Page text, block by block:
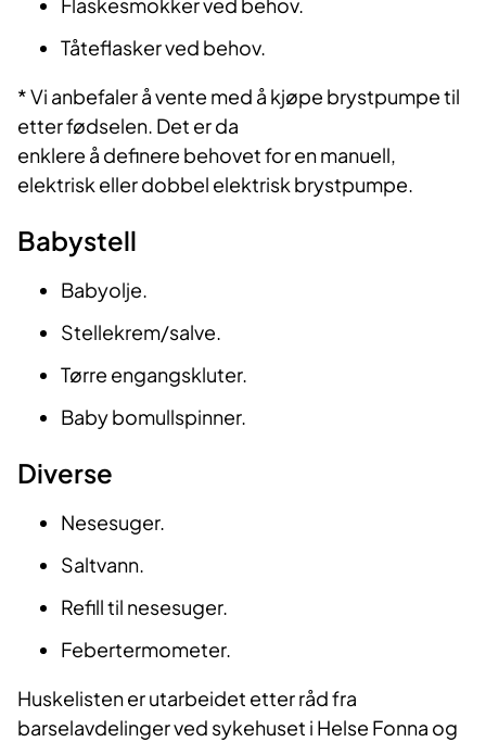
Tåteflasker ved behov.
* Vi anbefaler å vente med å kjøpe brystpumpe til
etter fødselen. Det er da
enklere å definere behovet for en manuell,
elektrisk eller dobbel elektrisk brystpumpe.
Babystell
Babyolje.
Stellekrem/salve.
Tørre engangskluter.
Baby bomullspinner.
Diverse
Nesesuger.
Saltvann.
Refill til nesesuger.
Febertermometer.
Huskelisten er utarbeidet etter råd fra
barselavdelinger ved sykehuset i Helse Fonna og